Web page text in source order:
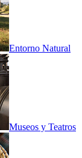
Entorno Natural
Museos y Teatros